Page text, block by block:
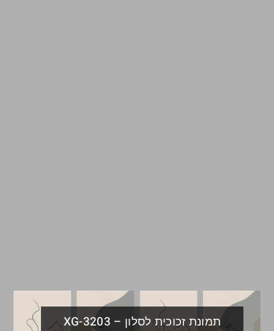
תמונת זכוכית לסלון – XG-3203